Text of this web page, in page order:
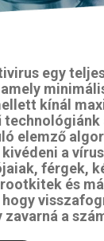
egy
kínál
elemző
a
férgek,
és
a